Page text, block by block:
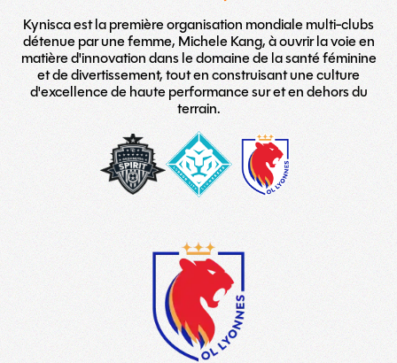
Kynisca est la première organisation mondiale multi-clubs
détenue par une femme, Michele Kang, à ouvrir la voie en
matière d'innovation dans le domaine de la santé féminine
et de divertissement, tout en construisant une culture
d'excellence de haute performance sur et en dehors du
terrain.
washington-
spirit copy
LOGO
TEAM